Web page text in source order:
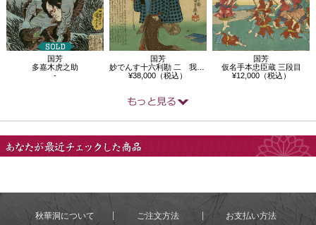
国芳
多嘉木虎之助
-
国芳
妙でんす十六利勘 二 我慢損者
¥38,000（税込）
国芳
仮名手本忠臣蔵 三段目
¥12,000（税込）
秋華洞について ご注文方法 お支払い方法